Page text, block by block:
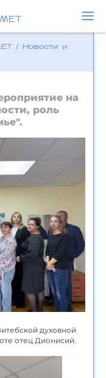
/
Новости и
на
роль
духовной
отец Дионисий.